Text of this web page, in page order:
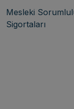
Mesleki
Sigortaları